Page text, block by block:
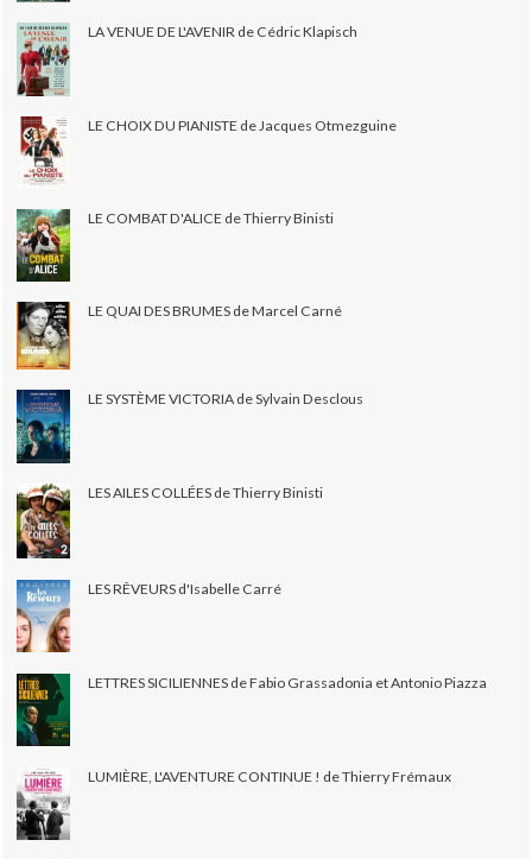
LA VENUE DE L'AVENIR de Cédric Klapisch
LE CHOIX DU PIANISTE de Jacques Otmezguine
LE COMBAT D'ALICE de Thierry Binisti
LE QUAI DES BRUMES de Marcel Carné
LE SYSTÈME VICTORIA de Sylvain Desclous
LES AILES COLLÉES de Thierry Binisti
LES RÊVEURS d'Isabelle Carré
LETTRES SICILIENNES de Fabio Grassadonia et Antonio Piazza
LUMIÈRE, L'AVENTURE CONTINUE ! de Thierry Frémaux